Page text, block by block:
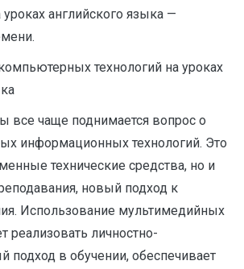
английского языка —
технологий на уроках
все чаще поднимается вопрос о
информационных технологий. Это
технические средства, но и
новый подход к
Использование мультимедийных
реализовать личностно-
подход в обучении, обеспечивает